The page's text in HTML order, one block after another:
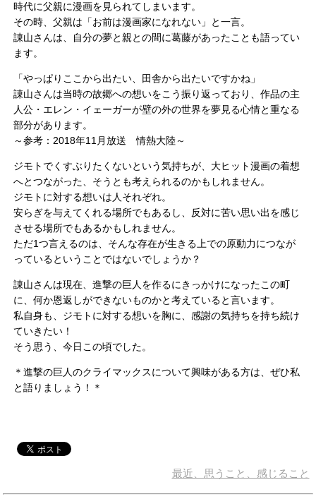
時代に父親に漫画を見られてしまいます。
その時、父親は「お前は漫画家になれない」と一言。
諌山さんは、自分の夢と親との間に葛藤があったことも語ってい
ます。
「やっぱりここから出たい、田舎から出たいですかね」
諌山さんは当時の故郷への想いをこう振り返っており、作品の主
人公・エレン・イェーガーが壁の外の世界を夢見る心情と重なる
部分があります。
～参考：2018年11月放送 情熱大陸～
ジモトでくすぶりたくないという気持ちが、大ヒット漫画の着想
へとつながった、そうとも考えられるのかもしれません。
ジモトに対する想いは人それぞれ。
安らぎを与えてくれる場所でもあるし、反対に苦い思い出を感じ
させる場所でもあるかもしれません。
ただ1つ言えるのは、そんな存在が生きる上での原動力につなが
っているということではないでしょうか？
諌山さんは現在、進撃の巨人を作るにきっかけになったこの町
に、何か恩返しができないものかと考えていると言います。
私自身も、ジモトに対する想いを胸に、感謝の気持ちを持ち続け
ていきたい！
そう思う、今日この頃でした。
＊進撃の巨人のクライマックスについて興味がある方は、ぜひ私
と語りましょう！＊
最近、思うこと、感じること